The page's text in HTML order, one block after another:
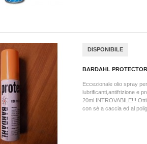
DISPONIBILE
BARDAHL PROTECTOR
Eccezionale olio spray
lubrificanti,antifrizione e
20ml.INTROVABILE!!!
con sè a caccia ed al